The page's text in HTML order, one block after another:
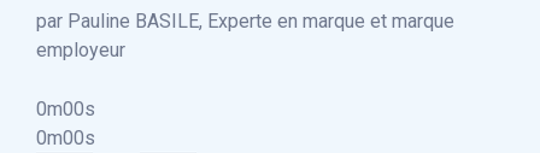
par Pauline BASILE, Experte en marque et marque
employeur
0m00s
0m00s